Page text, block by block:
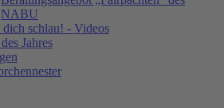
NABU
dich schlau! - Videos
Jahres